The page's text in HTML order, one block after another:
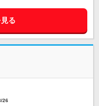
る
26